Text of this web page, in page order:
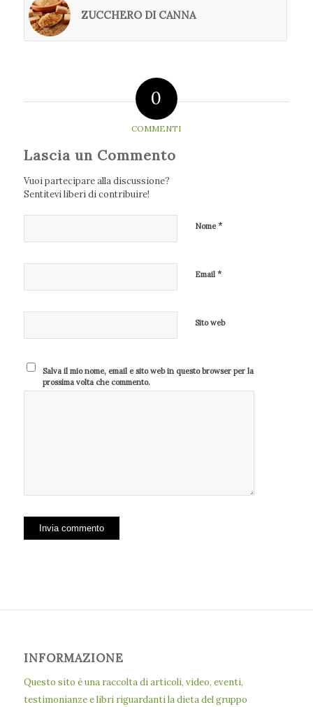
ZUCCHERO DI CANNA
0
COMMENTI
Lascia un Commento
Vuoi partecipare alla discussione?
Sentitevi liberi di contribuire!
Nome*
Email *
Sito web
Salva il mio nome, email e sito web in questo browser per la
prossima volta che commento.
INFORMAZIONE
Questo sito è una raccolta di articoli, video, eventi,
testimonianze e libri riguardanti la dieta del gruppo